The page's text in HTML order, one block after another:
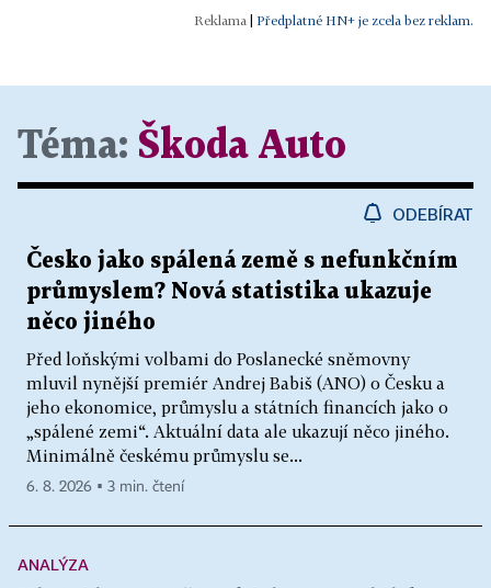
Předplatné HN+ je zcela bez reklam.
Téma: Škoda Auto
ODEBÍRAT
Česko jako spálená země s nefunkčním
průmyslem? Nová statistika ukazuje
něco jiného
Před loňskými volbami do Poslanecké sněmovny
mluvil nynější premiér Andrej Babiš (ANO) o Česku a
jeho ekonomice, průmyslu a státních financích jako o
„spálené zemi“. Aktuální data ale ukazují něco jiného.
Minimálně českému průmyslu se...
6. 8. 2026 ▪ 3 min. čtení
ANALÝZA